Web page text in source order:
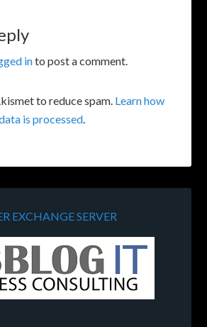
into post a comment.
to reduce spam. Learn how
is processed.
EXCHANGE SERVER